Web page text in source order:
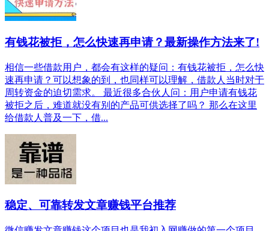
有钱花被拒，怎么快速再申请？最新操作方法来了!
相信一些借款用户，都会有这样的疑问：有钱花被拒，怎么快
速再申请？可以想象的到，也同样可以理解，借款人当时对于
周转资金的迫切需求。 最近很多合伙人问：用户申请有钱花
被拒之后，难道就没有别的产品可供选择了吗？ 那么在这里
给借款人普及一下，借...
稳定、可靠转发文章赚钱平台推荐